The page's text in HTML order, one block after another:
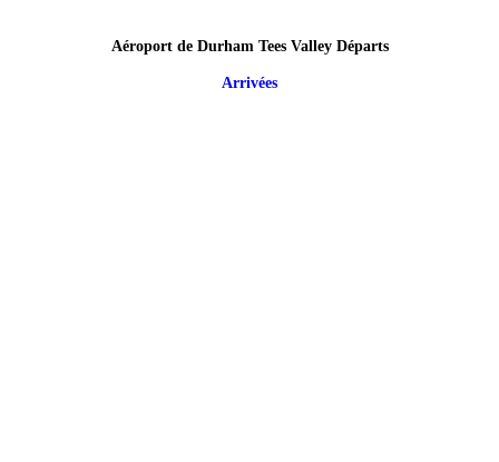
Aéroport de Durham Tees Valley Départs
Arrivées